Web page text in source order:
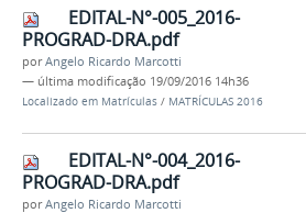
EDITAL-N°-005_2016-
PROGRAD-DRA.pdf
porAngelo Ricardo Marcotti
— última modificação 19/09/2016 14h36
Localizado em Matrículas / MATRÍCULAS 2016
EDITAL-N°-004_2016-
PROGRAD-DRA.pdf
porAngelo Ricardo Marcotti